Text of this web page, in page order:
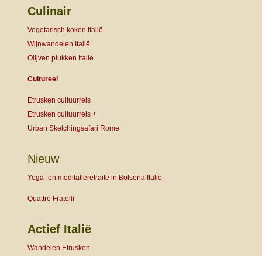
Culinair
Vegetarisch koken Italië
Wijnwandelen Italië
Olijven plukken Italië
Cultureel
Etrusken cultuurreis
Etrusken cultuurreis +
Urban Sketchingsafari Rome
Nieuw
Yoga- en meditatieretraite in Bolsena Italië
Quattro Fratelli
Actief Italië
Wandelen Etrusken